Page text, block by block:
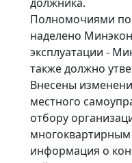
Полномочиями по
наделено
эксплуатации -
также должно
Внесены
местного
отбору
информация о